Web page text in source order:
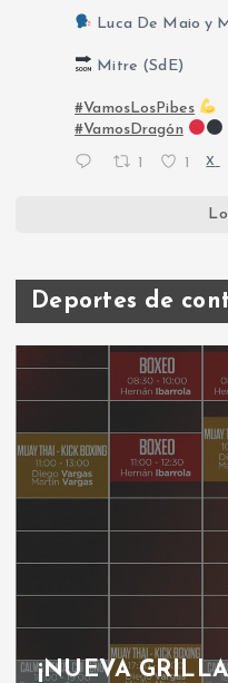
Luca De Maio y
Mitre (SdE)
#VamosLosPibes
#VamosDragón
1 1 X
Deportes de
¡NUEVA